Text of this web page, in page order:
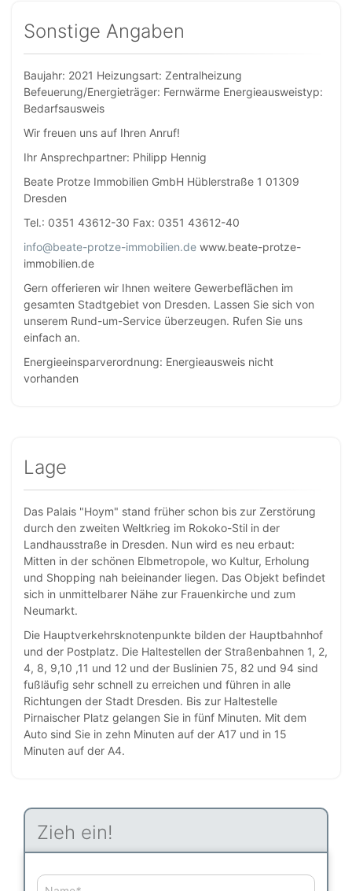
Sonstige Angaben
Baujahr: 2021 Heizungsart: Zentralheizung
Befeuerung/Energieträger: Fernwärme Energieausweistyp:
Bedarfsausweis
Wir freuen uns auf Ihren Anruf!
Ihr Ansprechpartner: Philipp Hennig
Beate Protze Immobilien GmbH Hüblerstraße 1 01309
Dresden
Tel.: 0351 43612-30 Fax: 0351 43612-40
info@beate-protze-immobilien.de www.beate-protze-
immobilien.de
Gern offerieren wir Ihnen weitere Gewerbeflächen im
gesamten Stadtgebiet von Dresden. Lassen Sie sich von
unserem Rund-um-Service überzeugen. Rufen Sie uns
einfach an.
Energieeinsparverordnung: Energieausweis nicht
vorhanden
Lage
Das Palais "Hoym" stand früher schon bis zur Zerstörung
durch den zweiten Weltkrieg im Rokoko-Stil in der
Landhausstraße in Dresden. Nun wird es neu erbaut:
Mitten in der schönen Elbmetropole, wo Kultur, Erholung
und Shopping nah beieinander liegen. Das Objekt befindet
sich in unmittelbarer Nähe zur Frauenkirche und zum
Neumarkt.
Die Hauptverkehrsknotenpunkte bilden der Hauptbahnhof
und der Postplatz. Die Haltestellen der Straßenbahnen 1, 2,
4, 8, 9,10 ,11 und 12 und der Buslinien 75, 82 und 94 sind
fußläufig sehr schnell zu erreichen und führen in alle
Richtungen der Stadt Dresden. Bis zur Haltestelle
Pirnaischer Platz gelangen Sie in fünf Minuten. Mit dem
Auto sind Sie in zehn Minuten auf der A17 und in 15
Minuten auf der A4.
Zieh ein!